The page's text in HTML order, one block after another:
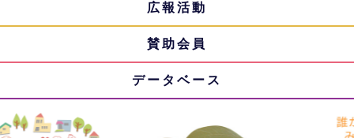
ャ
ュ
ー
広報活動
賛助会員
データベース